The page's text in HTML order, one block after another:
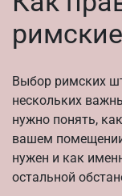
Выбор римских
нескольких
нужно понять,
вашем
нужен и как
остальной